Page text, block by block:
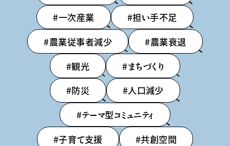
#一次産業
#担い手不足
#農業従事者減少
#農業衰退
#観光
#まちづくり
#防災
#人口減少
#テーマ型コミュニティ
#子育て支援
#共創空間